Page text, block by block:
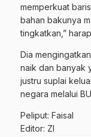
memperkuat
bahan bakunya
tingkatkan,”
Dia
naik dan banyak
justru suplai
negara melalui
Peliput: Faisal
Editor: ZI